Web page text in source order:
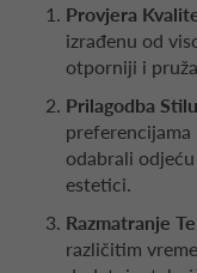
Provjera
izrađenu od
otporniji i
Prilagodba
odabrali
estetici.
Razmatranje
različitim